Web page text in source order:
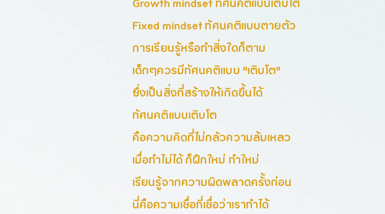
Fixed mindset ทัศนคติแบบตายตัว
การเรียนรู้หรือทำสิ่งใดก็ตาม
เด็กๆควรมีทัศนคติแบบ "เติบโต"
ซึ่งเป็นสิ่งที่สร้างให้เกิดขึ้นได้
ทัศนคติแบบเติบโต
คือความคิดที่ไม่กลัวความล้มเหลว
เมื่อทำไม่ได้ ก็ฝึกใหม่ ทำใหม่
เรียนรู้จากความผิดพลาดครั้งก่อน
นี่คือความเชื่อที่เชื่อว่าเราทำได้